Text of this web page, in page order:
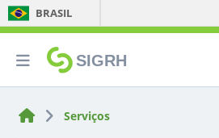
BRASIL
SIGRH
Serviços